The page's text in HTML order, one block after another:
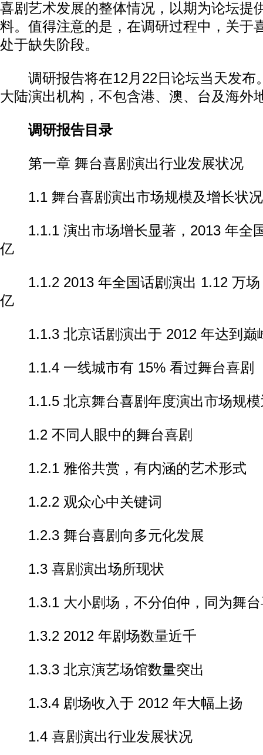
喜剧艺术发展的整体情况，以期为论坛提
料。值得注意的是，在调研过程中，关于
处于缺失阶段。
调研报告将在12月22日论坛当天发布
大陆演出机构，不包含港、澳、台及海外
调研报告目录
第一章 舞台喜剧演出行业发展状况
1.1 舞台喜剧演出市场规模及增长状况
1.1.1 演出市场增长显著，2013 年全
亿
1.1.2 2013 年全国话剧演出 1.12 万场
亿
1.1.3 北京话剧演出于 2012 年达到巅
1.1.4 一线城市有 15% 看过舞台喜剧
1.1.5 北京舞台喜剧年度演出市场规模
1.2 不同人眼中的舞台喜剧
1.2.1 雅俗共赏，有内涵的艺术形式
1.2.2 观众心中关键词
1.2.3 舞台喜剧向多元化发展
1.3 喜剧演出场所现状
1.3.1 大小剧场，不分伯仲，同为舞台
1.3.2 2012 年剧场数量近千
1.3.3 北京演艺场馆数量突出
1.3.4 剧场收入于 2012 年大幅上扬
1.4 喜剧演出行业发展状况